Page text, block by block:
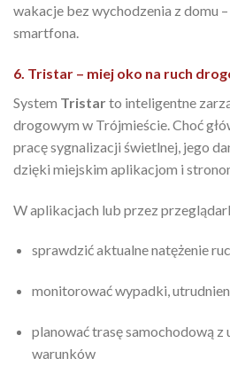
wakacje bez wychodzenia z domu
smartfona.
6. Tristar – miej oko na ruch
System Tristarto inteligentne
drogowym w Trójmieście. Choć
pracę sygnalizacji świetlnej, jego
dzięki miejskim aplikacjom i
W aplikacjach lub przez
sprawdzić aktualne natężenie
monitorować wypadki,
planować trasę samochodową z
warunków